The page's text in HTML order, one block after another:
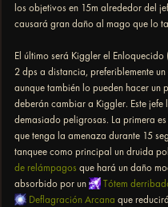
los objetivos en 15m alrededor del
causará gran daño al mago que lo
El último será Kiggler el
2 dps a distancia, preferiblemente
aunque también lo pueden hacer
deberán cambiar a Kiggler. Este
demasiado peligrosas. La primera es
que tenga la amenaza durante 15
tanquee como principal un druida
de relámpagos que hará un daño
absorbido por un
Tótem
Deflagración Arcana que